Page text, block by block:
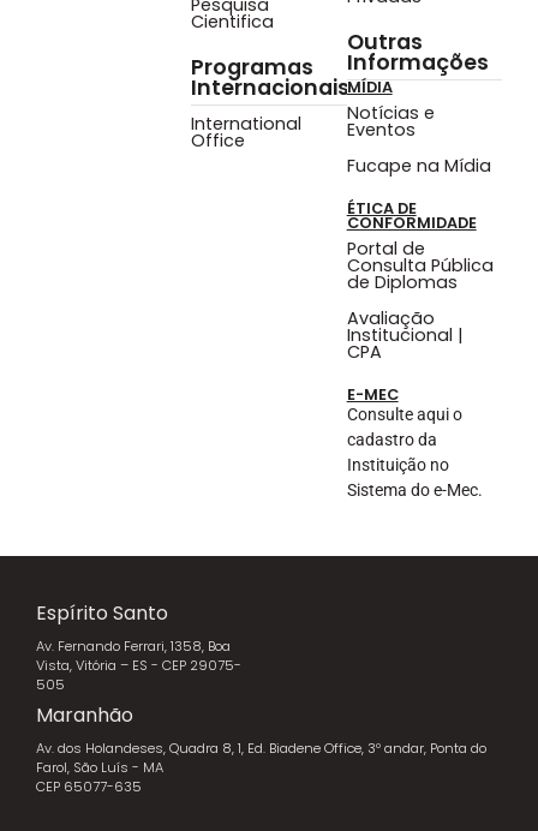
Cientifica
Programas
Internacionais
International
Office
Outras
Informações
MÍDIA
Notícias e
Eventos
Fucape na Mídia
ÉTICA DE
CONFORMIDADE
Portal de
Consulta Pública
de Diplomas
Avaliação
Institucional |
CPA
E-MEC
Consulte aqui o
cadastro da
Instituição no
Sistema do e-Mec.
Espírito Santo
Av. Fernando Ferrari, 1358, Boa
Vista, Vitória – ES - CEP 29075-
505
Maranhão
Av. dos Holandeses, Quadra 8, 1, Ed. Biadene Office, 3º andar, Ponta do
Farol, São Luís - MA
CEP 65077-635